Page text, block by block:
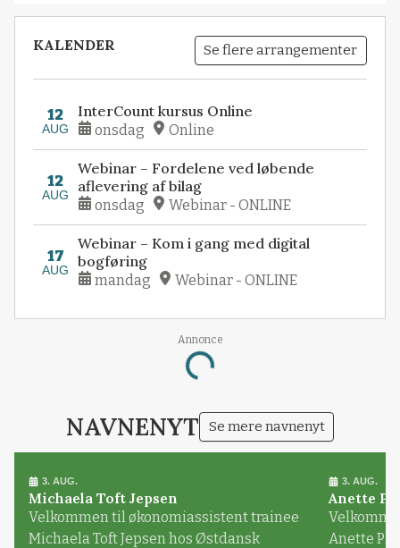
KALENDER Se flere arrangementer
12
AUG
InterCount kursus Online
onsdag Online
12
AUG
Webinar – Fordelene ved løbende
aflevering af bilag
onsdag Webinar - ONLINE
17
AUG
Webinar – Kom i gang med digital
bogføring
mandag Webinar - ONLINE
Annonce
Loading...
NAVNENYT Se mere navnenyt
3. AUG.
Michaela Toft Jepsen
Velkommen til økonomiassistent trainee
Michaela Toft Jepsen hos Østdansk
3. AUG.
Anette
Anette